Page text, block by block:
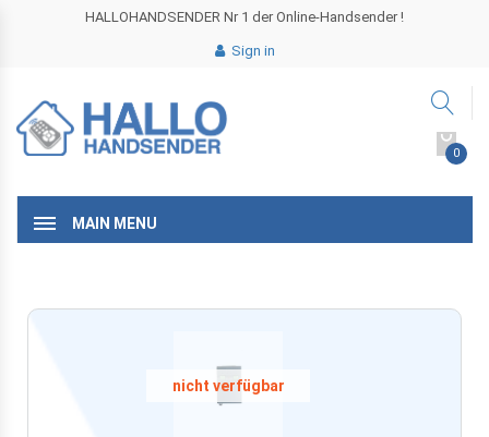
HALLOHANDSENDER Nr 1 der Online-Handsender !
Sign in
0
MAIN MENU